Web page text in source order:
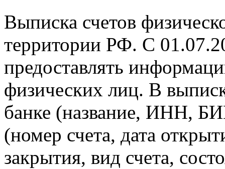
Выписка счетов
территории РФ. С
предоставлять
физических лиц. В
банке (название, ИНН,
(номер счета, дата
закрытия, вид счета,